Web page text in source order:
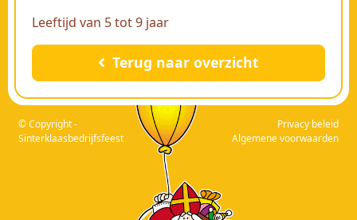
Leeftijd van 5 tot 9 jaar
Terug naar overzicht
© Copyright -
Sinterklaasbedrijfsfeest
Privacy beleid
Algemene voorwaarden